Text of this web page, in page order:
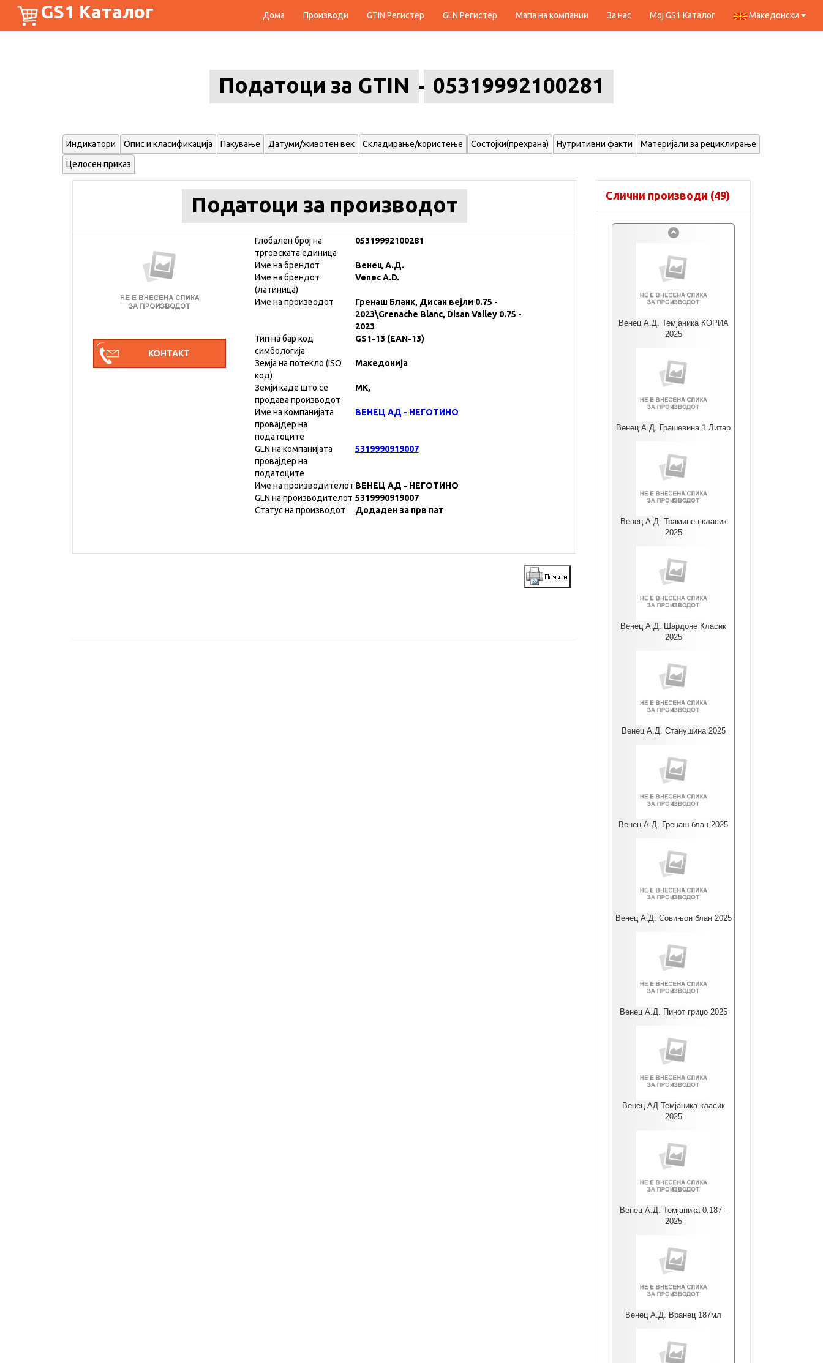
GS1 Каталог Дома Производи GTIN Регистер GLN Регистер Мапа на компании За нас Мој GS1 Каталог Македонски
Податоци за GTIN 05319992100281
Индикатори Опис и класификација Пакување Датуми/животен век Складирање/користење Состојки(прехрана) Нутритивни факти Материјали за рециклирање
Целосен приказ
Податоци за производот
Глобален број на
трговската единица
05319992100281
Име на брендот
Венец А.Д.
Име на брендот
(латиница)
Venec A.D.
Име на производот
Гренаш Бланк, Дисан вејли 0.75 -
2023\Grenache Blanc, Disan Valley 0.75 -
2023
Тип на бар код
симбологија
GS1-13 (EAN-13)
Земја на потекло (ISO
код)
Македонија
Земји каде што се
продава производот
MK,
Име на компанијата
провајдер на
податоците
ВЕНЕЦ АД - НЕГОТИНО
GLN на компанијата
провајдер на
податоците
5319990919007
Име на производителот ВЕНЕЦ АД - НЕГОТИНО
GLN на производителот 5319990919007
Статус на производот
Додаден за прв пат
Слични производи (49)
Венец А.Д. Темјаника КОРИА
2025
Венец А.Д. Грашевина 1 Литар
Венец А.Д. Траминец класик
2025
Венец А.Д. Шардоне Класик
2025
Венец А.Д. Станушина 2025
Венец А.Д. Гренаш блан 2025
Венец А.Д. Совињон блан 2025
Венец А.Д. Пинот гриџо 2025
Венец АД Темјаника класик
2025
Венец А.Д. Темјаника 0.187 -
2025
Венец А.Д. Вранец 187мл